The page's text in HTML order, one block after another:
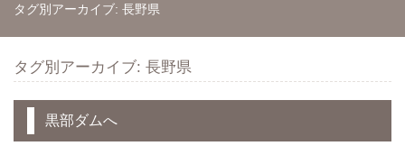
タグ別アーカイブ: 長野県
タグ別アーカイブ: 長野県
黒部ダムへ